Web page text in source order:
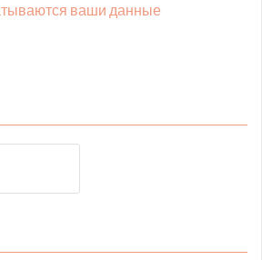
ваши данные